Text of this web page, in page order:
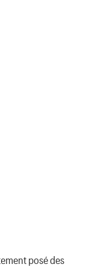
posé des